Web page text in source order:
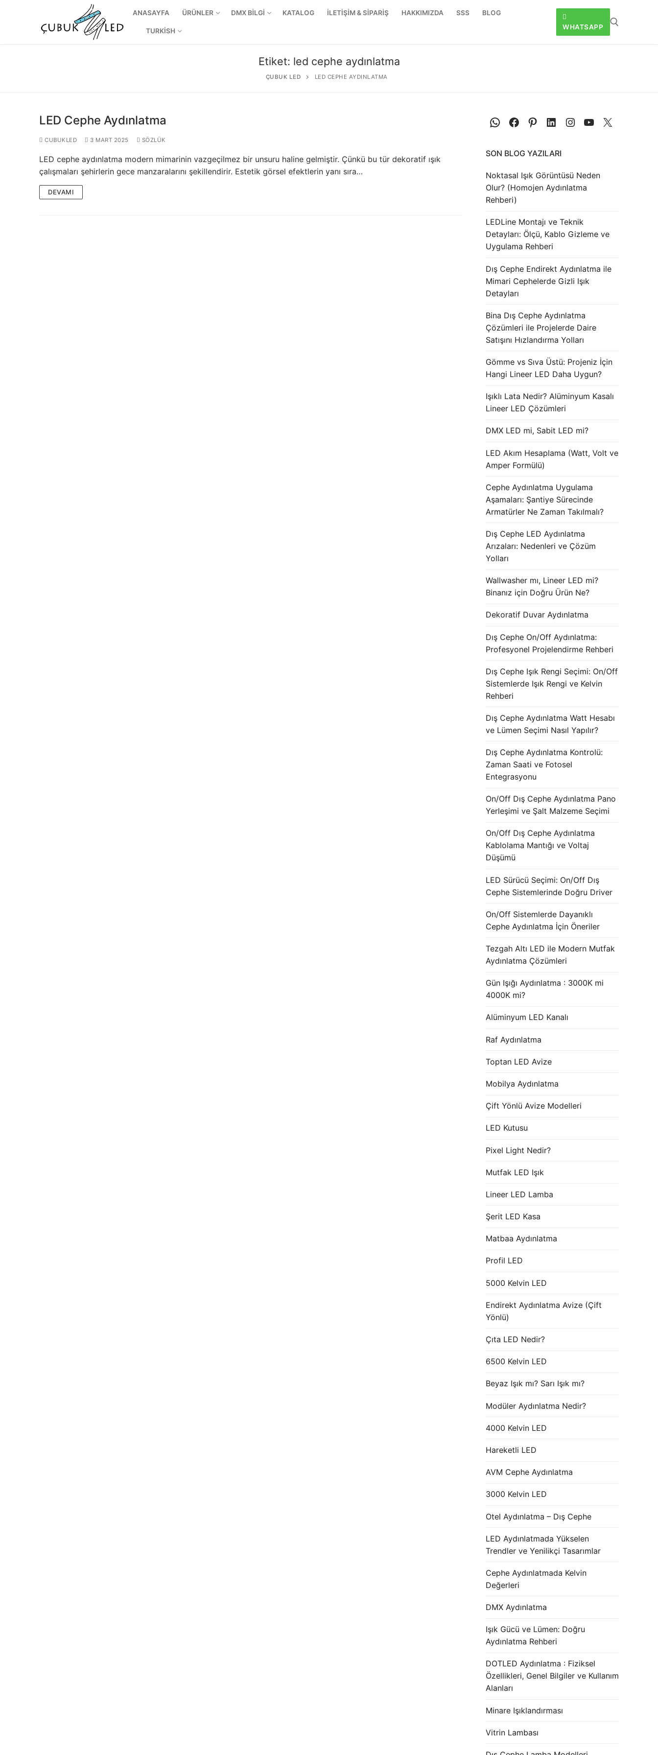
ANASAYFA ÜRÜNLER DMX BİLGİ KATALOG İLETİŞİM & SİPARİŞ HAKKIMIZDA SSS BLOG
TURKISH WHATSAPP
ANASAYFA
Etiket: led cephe aydınlatma
ÇUBUK LED LED CEPHE AYDINLATMA
LED Cephe Aydınlatma
CUBUKLED 3 MART 2025 SÖZLÜK
LED cephe aydınlatma modern mimarinin vazgeçilmez bir unsuru haline gelmiştir. Çünkü bu tür dekoratif ışık
çalışmaları şehirlerin gece manzaralarını şekillendirir. Estetik görsel efektlerin yanı sıra…
DEVAMI
SON BLOG YAZILARI
Noktasal Işık Görüntüsü Neden
Olur? (Homojen Aydınlatma
Rehberi)
LEDLine Montajı ve Teknik
Detayları: Ölçü, Kablo Gizleme ve
Uygulama Rehberi
Dış Cephe Endirekt Aydınlatma ile
Mimari Cephelerde Gizli Işık
Detayları
Bina Dış Cephe Aydınlatma
Çözümleri ile Projelerde Daire
Satışını Hızlandırma Yolları
Gömme vs Sıva Üstü: Projeniz İçin
Hangi Lineer LED Daha Uygun?
Işıklı Lata Nedir? Alüminyum Kasalı
Lineer LED Çözümleri
DMX LED mi, Sabit LED mi?
LED Akım Hesaplama (Watt, Volt ve
Amper Formülü)
Cephe Aydınlatma Uygulama
Aşamaları: Şantiye Sürecinde
Armatürler Ne Zaman Takılmalı?
Dış Cephe LED Aydınlatma
Arızaları: Nedenleri ve Çözüm
Yolları
Wallwasher mı, Lineer LED mi?
Binanız için Doğru Ürün Ne?
Dekoratif Duvar Aydınlatma
Dış Cephe On/Off Aydınlatma:
Profesyonel Projelendirme Rehberi
Dış Cephe Işık Rengi Seçimi: On/Off
Sistemlerde Işık Rengi ve Kelvin
Rehberi
Dış Cephe Aydınlatma Watt Hesabı
ve Lümen Seçimi Nasıl Yapılır?
Dış Cephe Aydınlatma Kontrolü:
Zaman Saati ve Fotosel
Entegrasyonu
On/Off Dış Cephe Aydınlatma Pano
Yerleşimi ve Şalt Malzeme Seçimi
On/Off Dış Cephe Aydınlatma
Kablolama Mantığı ve Voltaj
Düşümü
LED Sürücü Seçimi: On/Off Dış
Cephe Sistemlerinde Doğru Driver
On/Off Sistemlerde Dayanıklı
Cephe Aydınlatma İçin Öneriler
Tezgah Altı LED ile Modern Mutfak
Aydınlatma Çözümleri
Gün Işığı Aydınlatma : 3000K mi
4000K mi?
Alüminyum LED Kanalı
Raf Aydınlatma
Toptan LED Avize
Mobilya Aydınlatma
Çift Yönlü Avize Modelleri
LED Kutusu
Pixel Light Nedir?
Mutfak LED Işık
Lineer LED Lamba
Şerit LED Kasa
Matbaa Aydınlatma
Profil LED
5000 Kelvin LED
Endirekt Aydınlatma Avize (Çift
Yönlü)
Çıta LED Nedir?
6500 Kelvin LED
Beyaz Işık mı? Sarı Işık mı?
Modüler Aydınlatma Nedir?
4000 Kelvin LED
Hareketli LED
AVM Cephe Aydınlatma
3000 Kelvin LED
Otel Aydınlatma – Dış Cephe
LED Aydınlatmada Yükselen
Trendler ve Yenilikçi Tasarımlar
Cephe Aydınlatmada Kelvin
Değerleri
DMX Aydınlatma
Işık Gücü ve Lümen: Doğru
Aydınlatma Rehberi
DOTLED Aydınlatma : Fiziksel
Özellikleri, Genel Bilgiler ve Kullanım
Alanları
Minare Işıklandırması
Vitrin Lambası